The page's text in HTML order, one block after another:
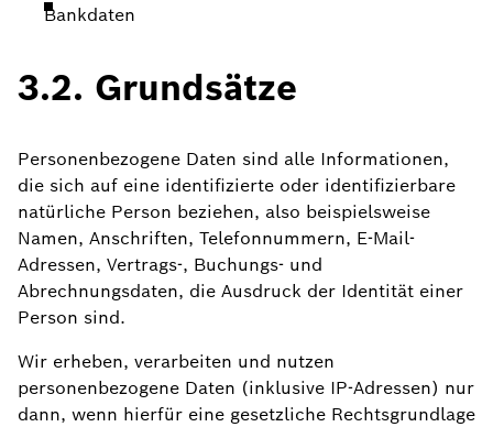
Bankdaten
3.2. Grundsätze
Personenbezogene Daten sind alle Informationen,
die sich auf eine identifizierte oder identifizierbare
natürliche Person beziehen, also beispielsweise
Namen, Anschriften, Telefonnummern, E-Mail-
Adressen, Vertrags-, Buchungs- und
Abrechnungsdaten, die Ausdruck der Identität einer
Person sind.
Wir erheben, verarbeiten und nutzen
personenbezogene Daten (inklusive IP-Adressen) nur
dann, wenn hierfür eine gesetzliche Rechtsgrundlage